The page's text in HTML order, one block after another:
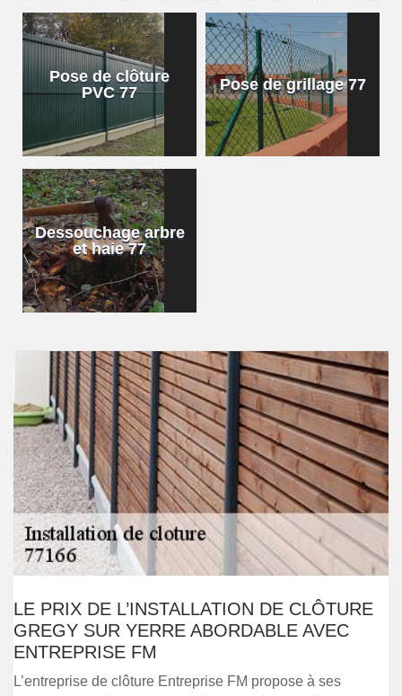
Pose de clôture
PVC 77
Pose de grillage 77
Dessouchage arbre
et haie 77
LE PRIX DE L’INSTALLATION DE CLÔTURE
GREGY SUR YERRE ABORDABLE AVEC
ENTREPRISE FM
L’entreprise de clôture Entreprise FM propose à ses